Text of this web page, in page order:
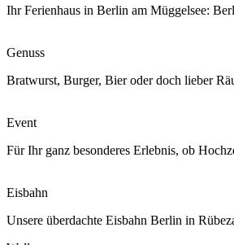
Ihr Ferienhaus in Berlin am Müggelsee:
Genuss
Bratwurst, Burger, Bier oder doch lieber
Event
Für Ihr ganz besonderes Erlebnis, ob
Eisbahn
Unsere überdachte Eisbahn Berlin in